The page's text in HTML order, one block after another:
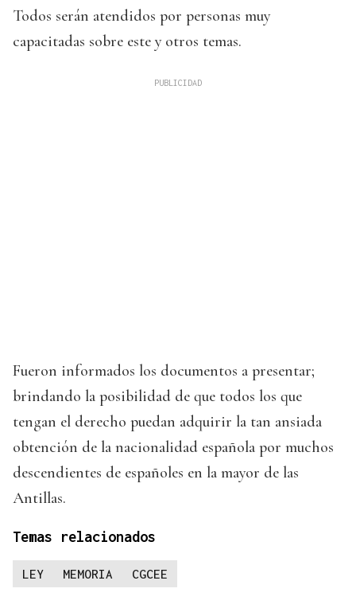
Todos serán atendidos por personas muy
capacitadas sobre este y otros temas.
Fueron informados los documentos a presentar;
brindando la posibilidad de que todos los que
tengan el derecho puedan adquirir la tan ansiada
obtención de la nacionalidad española por muchos
descendientes de españoles en la mayor de las
Antillas.
Temas relacionados
LEY MEMORIA CGCEE